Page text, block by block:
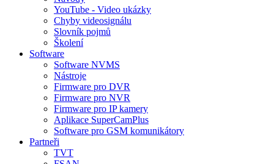
YouTube - Video ukázky
Chyby videosignálu
Slovník pojmů
Školení
Software
Software NVMS
Nástroje
Firmware pro DVR
Firmware pro NVR
Firmware pro IP kamery
Aplikace SuperCamPlus
Software pro GSM komunikátory
Partneři
TVT